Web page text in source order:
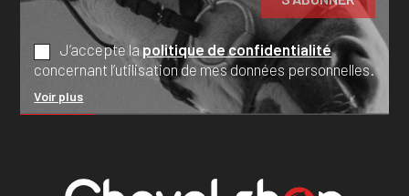
J’accepte lapolitique de confidentialité
concernant l’utilisation de mes données personnelles.
Voir plus